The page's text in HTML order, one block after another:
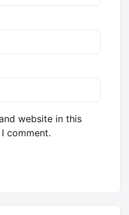
website in this
comment.